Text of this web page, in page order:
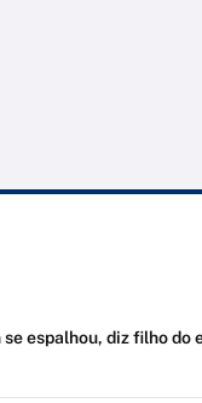
espalhou, diz filho do